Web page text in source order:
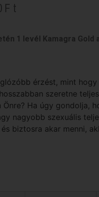
Ft
1 levél Kamagra Gold
érzést, mint
szeretne
Ha úgy gondolja,
nagyobb szexuális
biztosra akar menni,